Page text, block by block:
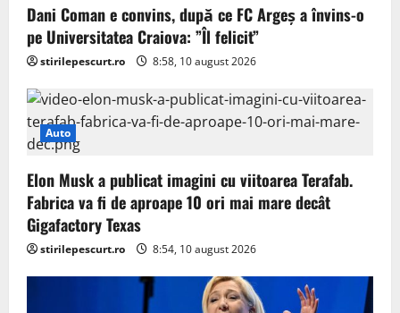
Dani Coman e convins, după ce FC Argeș a învins-o
pe Universitatea Craiova: ”Îl felicit”
stirilepescurt.ro 8:58, 10 august 2026
Auto
Elon Musk a publicat imagini cu viitoarea Terafab.
Fabrica va fi de aproape 10 ori mai mare decât
Gigafactory Texas
stirilepescurt.ro 8:54, 10 august 2026